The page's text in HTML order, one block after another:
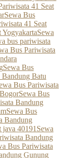
41 Seat
Sewa Bus
41 Seat
YogyakartaSewa
bus pariwisata
Bus Pariwisata
Sewa Bus
Bandung Batu
Bus Pariwisata
Sewa Bus
Bandung
Sewa Bus
Bandung
java 40191Sewa
Bandung
Bus Pariwisata
Gunung